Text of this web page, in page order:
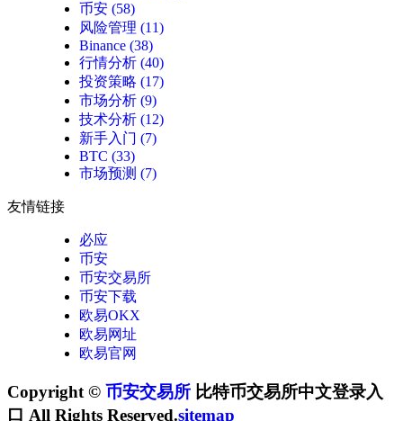
币安 (58)
风险管理 (11)
Binance (38)
行情分析 (40)
投资策略 (17)
市场分析 (9)
技术分析 (12)
新手入门 (7)
BTC (33)
市场预测 (7)
友情链接
必应
币安
币安交易所
币安下载
欧易OKX
欧易网址
欧易官网
Copyright © 币安交易所 比特币交易所中文登录入
口 All Rights Reserved.sitemap